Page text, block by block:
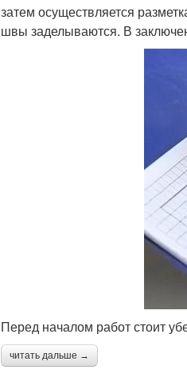
затем осуществляется
швы заделываются. В
Перед началом работ стоит
читать дальше →